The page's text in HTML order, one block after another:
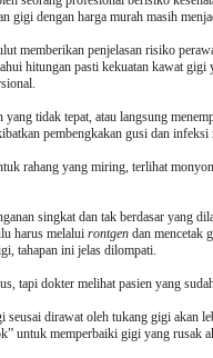
gigi dengan harga murah masih
memberikan penjelasan risiko
hitungan pasti kekuatan kawat
yang tidak tepat, atau langsung
pembengkakan gusi dan infeksi
rahang yang miring, terlihat
singkat dan tak berdasar yang
harus melalui rontgendan mencetak
tahapan ini jelas dilompati.
tapi dokter melihat pasien yang
dirawat oleh tukang gigi akan
untuk memperbaiki gigi yang rusak